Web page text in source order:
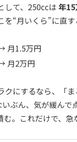
して、250ccは 年
“月いくら”に直す
月1.5万円
月2万円
クにするなら、「
ぶん、気が緩ん
む。これだけで、急